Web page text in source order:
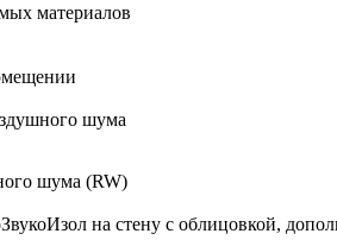
материалов
шума
шума (RW)
на стену с облицовкой,